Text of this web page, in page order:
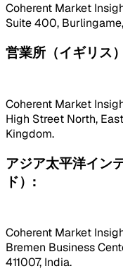
Coherent Market
Suite 400,
営業所（イギリス
Coherent Market
High Street North,
Kingdom.
アジア太平洋イン
ド）:
Coherent Market
Bremen Business
411007, India.